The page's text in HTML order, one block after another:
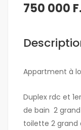
750 000
Appartment à
Duplex rdc et
de bain 2 grand
toilette 2 grand